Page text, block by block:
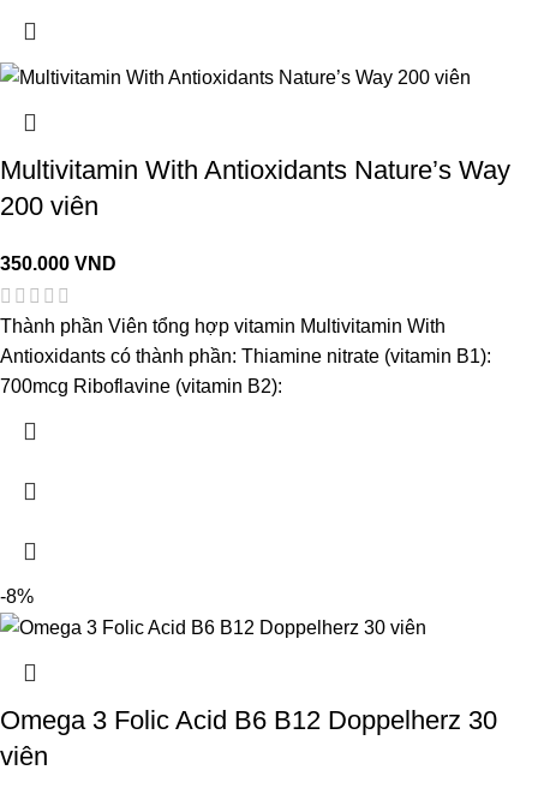
Multivitamin With Antioxidants Nature’s Way
200 viên
350.000VND
Thành phần Viên tổng hợp vitamin Multivitamin With
Antioxidants có thành phần: Thiamine nitrate (vitamin B1):
700mcg Riboflavine (vitamin B2):
-8%
Omega 3 Folic Acid B6 B12 Doppelherz 30
viên